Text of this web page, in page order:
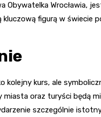
Obywatelka Wrocławia,
kluczową figurą w świecie
kolejny kurs, ale
miasta oraz turyści będą
szczególnie